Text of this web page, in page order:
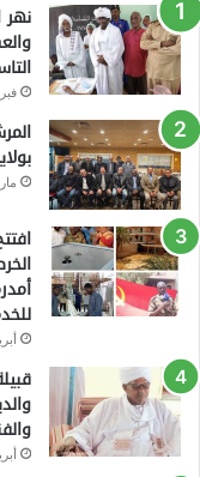
نهر
فبراير
مارس
أبريل
أبريل